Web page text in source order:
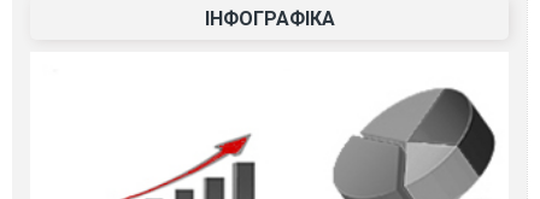
ІНФОГРАФІКА